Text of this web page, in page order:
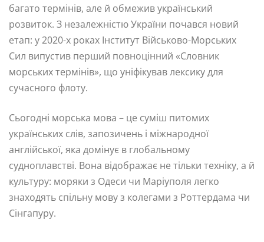
багато термінів, але й обмежив український
розвиток. З незалежністю України почався новий
етап: у 2020-х роках Інститут Військово-Морських
Сил випустив перший повноцінний «Словник
морських термінів», що уніфікував лексику для
сучасного флоту.
Сьогодні морська мова – це суміш питомих
українських слів, запозичень і міжнародної
англійської, яка домінує в глобальному
судноплавстві. Вона відображає не тільки техніку, а й
культуру: моряки з Одеси чи Маріуполя легко
знаходять спільну мову з колегами з Роттердама чи
Сінгапуру.